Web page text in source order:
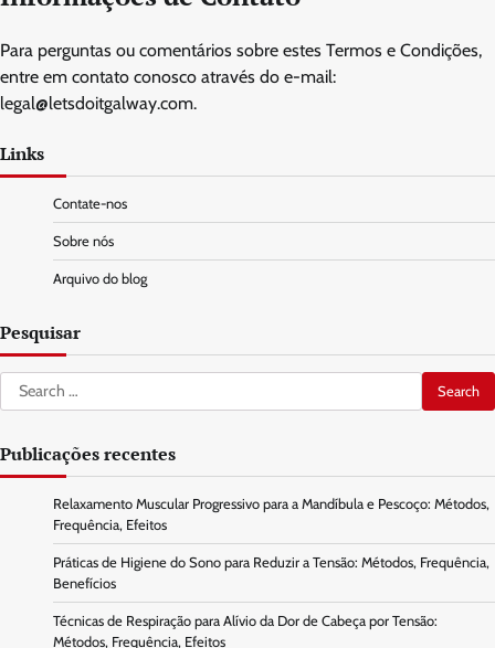
Para perguntas ou comentários sobre estes Termos e Condições,
entre em contato conosco através do e-mail:
legal@letsdoitgalway.com.
Links
Contate-nos
Sobre nós
Arquivo do blog
Pesquisar
Search
for:
Publicações recentes
Relaxamento Muscular Progressivo para a Mandíbula e Pescoço: Métodos,
Frequência, Efeitos
Práticas de Higiene do Sono para Reduzir a Tensão: Métodos, Frequência,
Benefícios
Técnicas de Respiração para Alívio da Dor de Cabeça por Tensão:
Métodos, Frequência, Efeitos